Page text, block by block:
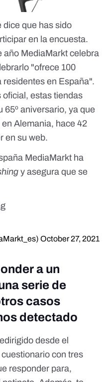
dice que has sido
en la encuesta.
año MediaMarkt celebra
"ofrece 100
en España".
oficial, estas tiendas
65º aniversario, ya que
Alemania, hace 42
en su web.
MediaMarkt ha
y asegura que se
October 27, 2021
a un
serie de
casos
detectado
desde el
con tres
responder para,